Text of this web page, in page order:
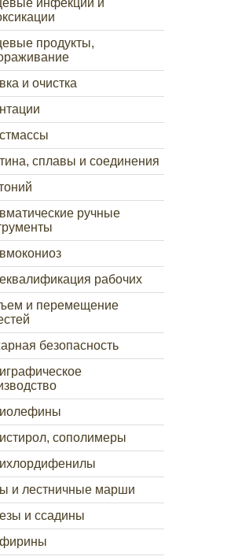
инфекции и
продукты,
и очистка
сплавы и соединения
ручные
рабочих
и перемещение
безопасность
сополимеры
и лестничные марши
и ссадины